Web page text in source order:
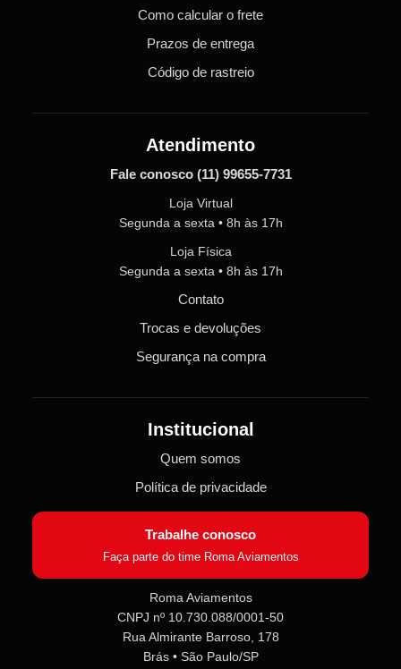
Online agora
Como calcular o frete
Prazos de entrega
Código de rastreio
Atendimento
Fale conosco (11) 99655-7731
Loja Virtual
Segunda a sexta • 8h às 17h
Loja Física
Segunda a sexta • 8h às 17h
Contato
Trocas e devoluções
Segurança na compra
Institucional
Quem somos
Política de privacidade
Trabalhe conosco
Faça parte do time Roma Aviamentos
Roma Aviamentos
CNPJ nº 10.730.088/0001-50
Rua Almirante Barroso, 178
Brás • São Paulo/SP